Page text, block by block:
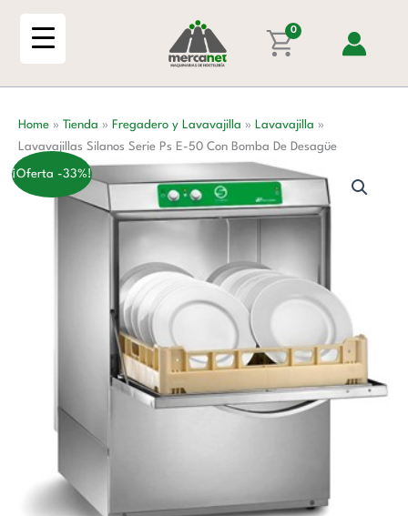
0
Home » Tienda » Fregadero y Lavavajilla » Lavavajilla »
Lavavajillas Silanos Serie Ps E-50 Con Bomba De Desagüe
¡Oferta -33%!
50
Con
De
Desagüe
cantidad